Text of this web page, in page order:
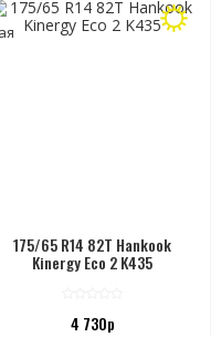
175/65 R14 82T Hankook
Kinergy Eco 2 K435
4 730р